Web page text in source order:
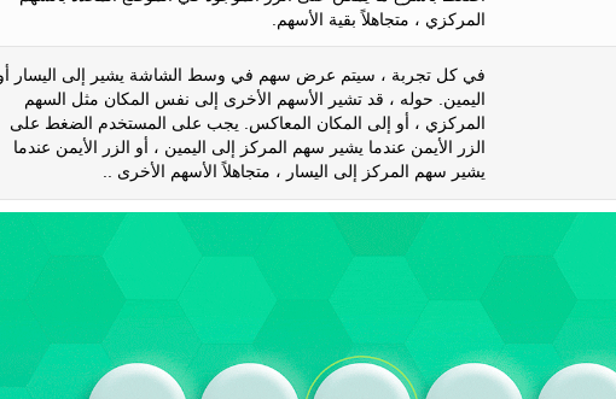
المركزي ، متجاهلاً بقية الأسهم.
في كل تجربة ، سيتم عرض سهم في وسط الشاشة يشير إلى اليسار
اليمين. حوله ، قد تشير الأسهم الأخرى إلى نفس المكان مثل السهم
المركزي ، أو إلى المكان المعاكس. يجب على المستخدم الضغط على
الزر الأيمن عندما يشير سهم المركز إلى اليمين ، أو الزر الأيمن عندما
يشير سهم المركز إلى اليسار ، متجاهلاً الأسهم الأخرى ..